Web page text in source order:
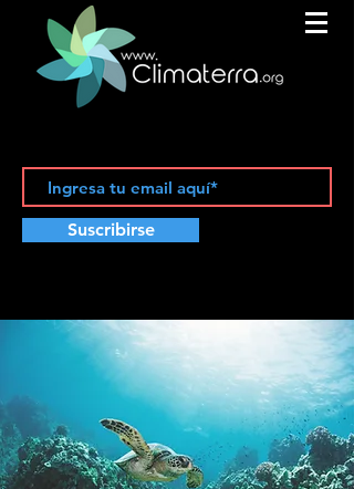
Suscribirse